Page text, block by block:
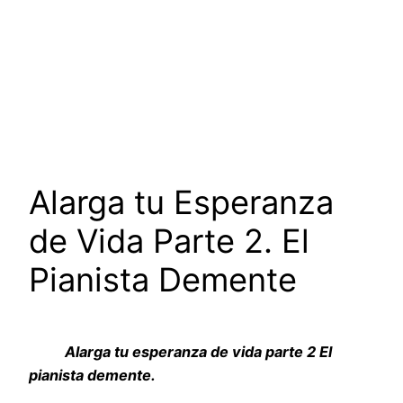
Alarga tu Esperanza
de Vida Parte 2. El
Pianista Demente
Alarga tu esperanza de vida parte 2 El
pianista demente.